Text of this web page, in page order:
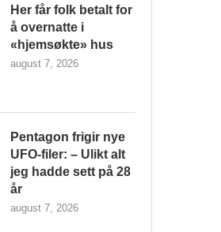
Her får folk betalt for
å overnatte i
«hjemsøkte» hus
august 7, 2026
Pentagon frigir nye
UFO-filer: – Ulikt alt
jeg hadde sett på 28
år
august 7, 2026